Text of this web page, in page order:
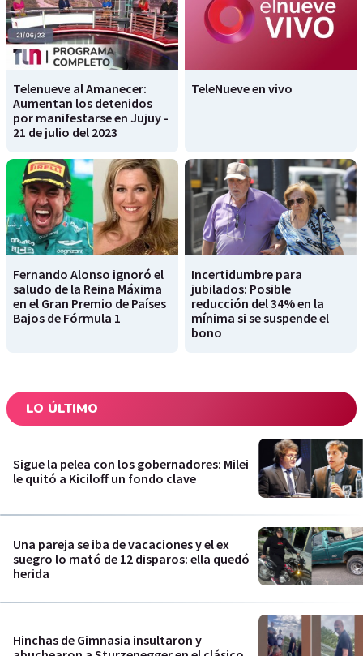
Telenueve al Amanecer:
Aumentan los detenidos
por manifestarse en Jujuy -
21 de julio del 2023
TeleNueve en vivo
Fernando Alonso ignoró el
saludo de la Reina Máxima
en el Gran Premio de Países
Bajos de Fórmula 1
Incertidumbre para
jubilados: Posible
reducción del 34% en la
mínima si se suspende el
bono
LO ÚLTIMO
Sigue la pelea con los gobernadores: Milei
le quitó a Kiciloff un fondo clave
Una pareja se iba de vacaciones y el ex
suegro lo mató de 12 disparos: ella quedó
herida
Hinchas de Gimnasia insultaron y